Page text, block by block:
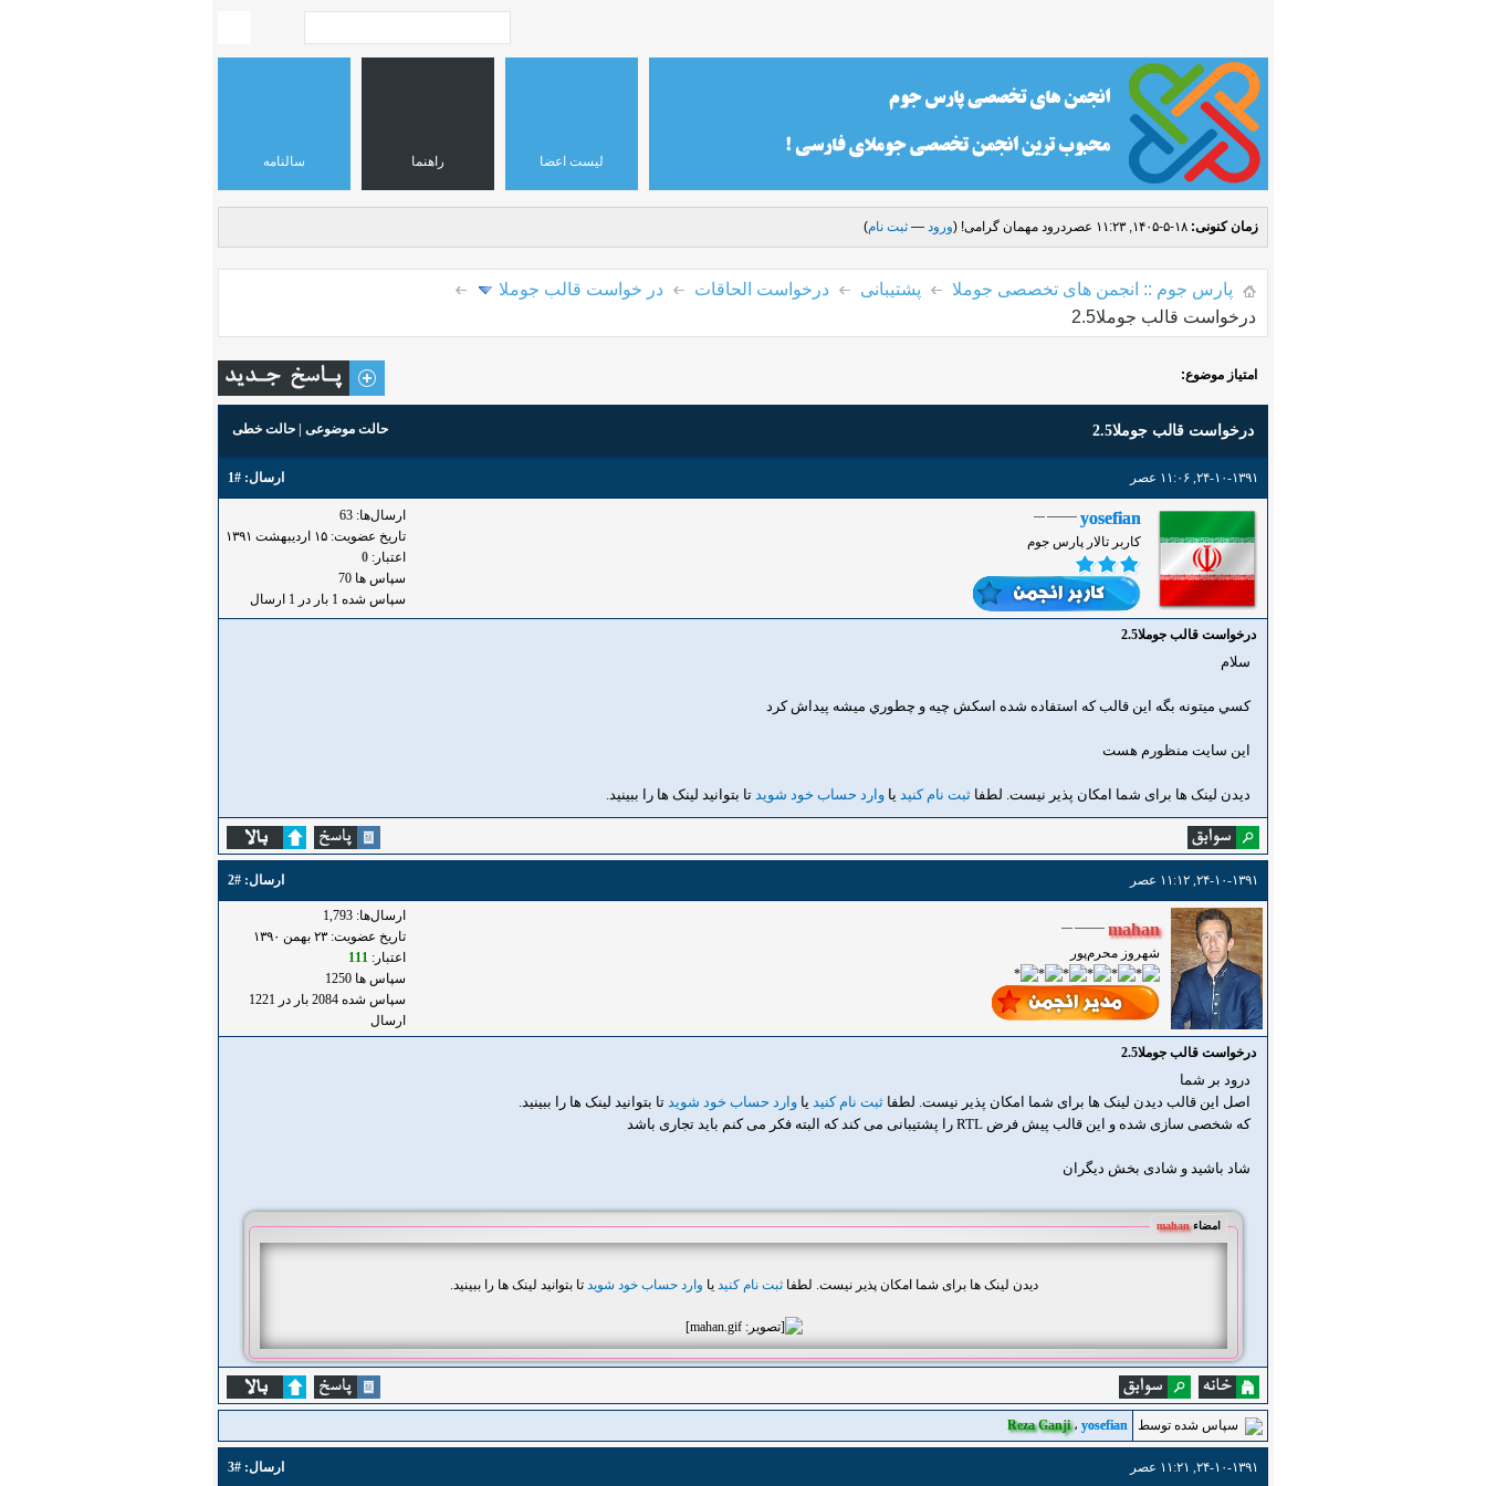
سالنامه راهنما لیست اعضا
زمان کنونی: ۱۸-۵-۱۴۰۵, ۱۱:۲۳ عصر درود مهمان گرامی! (ورود — ثبت نام)
پارس جوم :: انجمن های تخصصی جوملا پشتیبانی درخواست الحاقات
در خواست قالب جوملا
درخواست قالب جوملا2.5
امتیاز موضوع:
حالت موضوعی حالت خطی درخواست قالب جوملا2.5
۲۴-۱۰-۱۳۹۱, ۱۱:۰۶ عصر ارسال: #1
yosefian
کاربر تالار پارس جوم
ارسال‌ها: 63
تاریخ عضویت: ۱۵ ارديبهشت ۱۳۹۱
اعتبار: 0
سپاس ها 70
سپاس شده 1 بار در 1 ارسال
درخواست قالب جوملا2.5
سلام
كسي ميتونه بگه اين قالب كه استفاده شده اسكش چيه و چطوري ميشه پيداش كرد
اين سايت منظورم هست
دیدن لینک ها برای شما امکان پذیر نیست. لطفا ثبت نام کنید یا وارد حساب خود شوید تا بتوانید لینک ها را ببینید.
۲۴-۱۰-۱۳۹۱, ۱۱:۱۲ عصر ارسال: #2
mahan
شهروز محرم‌پور
ارسال‌ها: 1,793
تاریخ عضویت: ۲۳ بهمن ۱۳۹۰
اعتبار: 111
سپاس ها 1250
سپاس شده 2084 بار در 1221
ارسال
درخواست قالب جوملا2.5
درود بر شما
اصل این قالب دیدن لینک ها برای شما امکان پذیر نیست. لطفا ثبت نام کنید یا وارد حساب خود شوید تا بتوانید لینک ها را ببینید.
که شخصی سازی شده و این قالب پیش فرض RTL را پشتیبانی می کند که البته فکر می کنم باید تجاری باشد
شاد باشید و شادی بخش دیگران
امضاءmahan
دیدن لینک ها برای شما امکان پذیر نیست. لطفاثبت نام کنید یا وارد حساب خود شوید تا بتوانید لینک ها را ببینید.
سپاس شده توسط yosefian ،Reza Ganji
۲۴-۱۰-۱۳۹۱, ۱۱:۲۱ عصر ارسال: #3